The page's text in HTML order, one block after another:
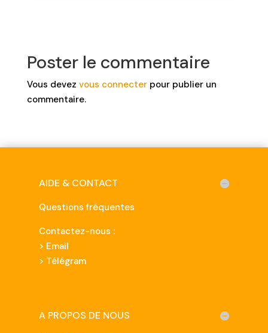
Poster le commentaire
Vous devez vous connecterpour publier un
commentaire.
AIDE & CONTACT
Questions fréquentes
Contactez-nous :
> Email
> Télégram
A PROPOS DE NOUS